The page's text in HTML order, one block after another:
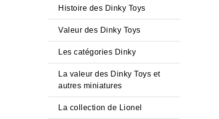
Histoire des Dinky Toys
Valeur des Dinky Toys
Les catégories Dinky
La valeur des Dinky Toys et
autres miniatures
La collection de Lionel